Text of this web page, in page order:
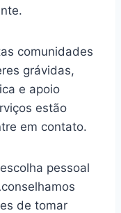
comunidades
grávidas,
e apoio
estão
em contato.
pessoal
de tomar